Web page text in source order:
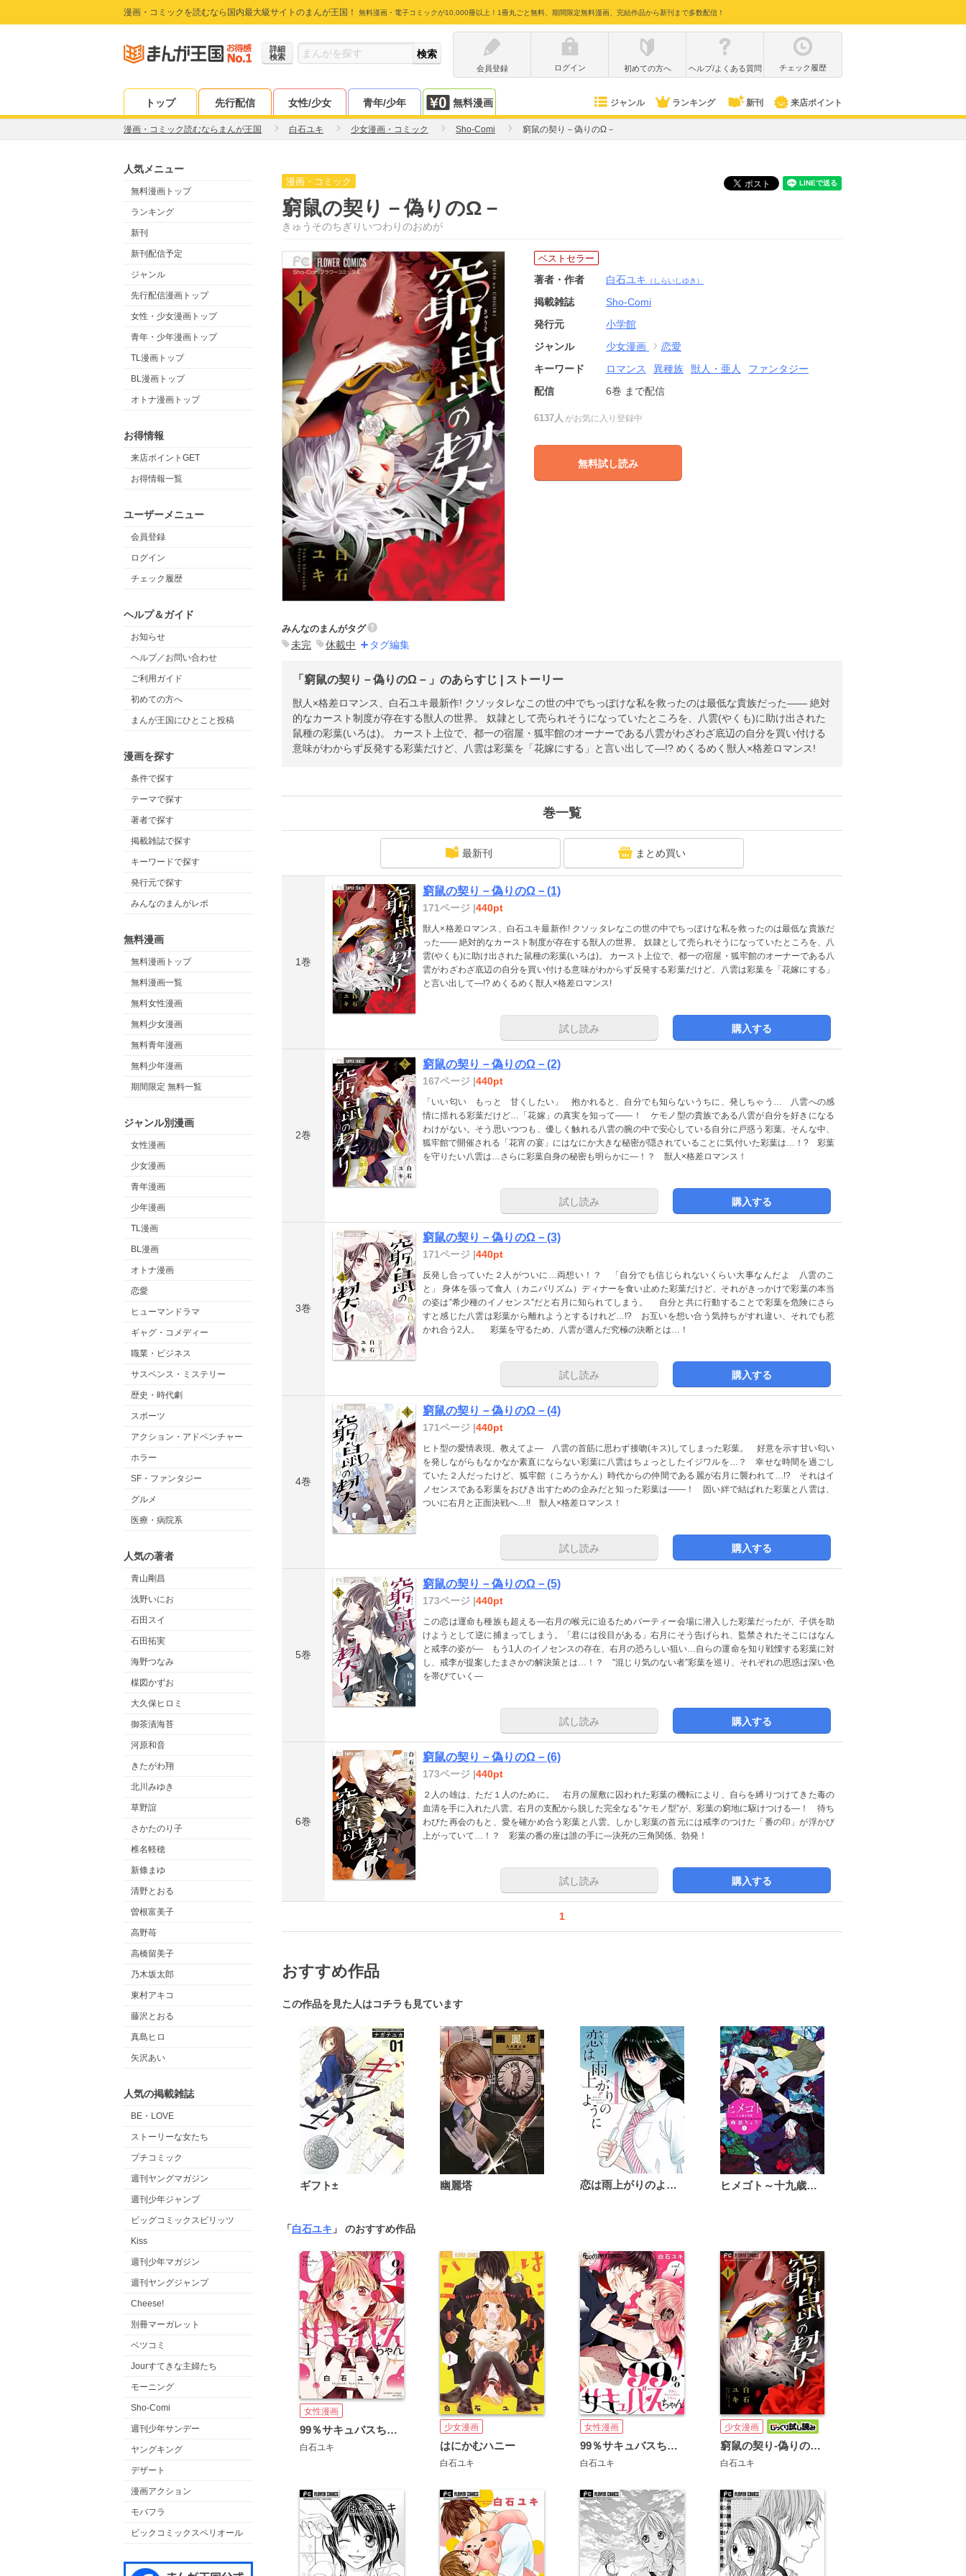
漫画・コミックを読むなら国内最大級サイトのまんが王国！ 無料漫画・電子コミックが10,000冊以上！1冊丸ごと無料、期間限定無料漫画、完結作品から新刊まで多数配信！
詳細
検索
会員登録
ログイン 初めての方へ ヘルプ/よくある質問 チェック履歴
トップ 先行配信 女性/少女 青年/少年 無料漫画 ジャンル ランキング 新刊 来店ポイント
漫画・コミック読むならまんが王国 白石ユキ 少女漫画・コミック Sho-Comi 窮鼠の契り－偽りのΩ－
人気メニュー
無料漫画トップ
ランキング
新刊
新刊配信予定
ジャンル
先行配信漫画トップ
女性・少女漫画トップ
青年・少年漫画トップ
TL漫画トップ
BL漫画トップ
オトナ漫画トップ
お得情報
来店ポイントGET
お得情報一覧
ユーザーメニュー
会員登録
ログイン
チェック履歴
ヘルプ＆ガイド
お知らせ
ヘルプ／お問い合わせ
ご利用ガイド
初めての方へ
まんが王国にひとこと投稿
漫画を探す
条件で探す
テーマで探す
著者で探す
掲載雑誌で探す
キーワードで探す
発行元で探す
みんなのまんがレポ
無料漫画
無料漫画トップ
無料漫画一覧
無料女性漫画
無料少女漫画
無料青年漫画
無料少年漫画
期間限定 無料一覧
ジャンル別漫画
女性漫画
少女漫画
青年漫画
少年漫画
TL漫画
BL漫画
オトナ漫画
恋愛
ヒューマンドラマ
ギャグ・コメディー
職業・ビジネス
サスペンス・ミステリー
歴史・時代劇
スポーツ
アクション・アドベンチャー
ホラー
SF・ファンタジー
グルメ
医療・病院系
人気の著者
青山剛昌
浅野いにお
石田スイ
石田拓実
海野つなみ
楳図かずお
大久保ヒロミ
御茶漬海苔
河原和音
きたがわ翔
北川みゆき
草野誼
さかたのり子
椎名軽穂
新條まゆ
清野とおる
曽根富美子
高野苺
高橋留美子
乃木坂太郎
東村アキコ
藤沢とおる
真島ヒロ
矢沢あい
人気の掲載雑誌
BE・LOVE
ストーリーな女たち
プチコミック
週刊ヤングマガジン
週刊少年ジャンプ
ビッグコミックスピリッツ
Kiss
週刊少年マガジン
週刊ヤングジャンプ
Cheese!
別冊マーガレット
ベツコミ
Jourすてきな主婦たち
モーニング
Sho-Comi
週刊少年サンデー
ヤングキング
デザート
漫画アクション
モバフラ
ビックコミックスペリオール
漫画・コミック
窮鼠の契り－偽りのΩ－
きゅうそのちぎりいつわりのおめが
ベストセラー
著者・作者 白石ユキ （しらいしゆき）
掲載雑誌
Sho-Comi
発行元
小学館
ジャンル
少女漫画
恋愛
キーワード
ロマンス 異種族 獣人・亜人
ファンタジー
配信
6巻 まで配信
6137人 がお気に入り登録中
無料試し読み
みんなのまんがタグ
未完 休載中 タグ編集
「窮鼠の契り－偽りのΩ－」のあらすじ | ストーリー
獣人×格差ロマンス、白石ユキ最新作! クソッタレなこの世の中でちっぽけな私を救ったのは最低な貴族だった―― 絶対
的なカースト制度が存在する獣人の世界。 奴隷として売られそうになっていたところを、八雲(やくも)に助け出された
鼠種の彩葉(いろは)。 カースト上位で、都一の宿屋・狐牢館のオーナーである八雲がわざわざ底辺の自分を買い付ける
意味がわからず反発する彩葉だけど、八雲は彩葉を「花嫁にする」と言い出して―!? めくるめく獣人×格差ロマンス!
巻一覧
最新刊 まとめ買い
1巻
窮鼠の契り－偽りのΩ－(1)
171ページ |440pt
獣人×格差ロマンス、白石ユキ最新作! クソッタレなこの世の中でちっぽけな私を救ったのは最低な貴族だ
った―― 絶対的なカースト制度が存在する獣人の世界。 奴隷として売られそうになっていたところを、八
雲(やくも)に助け出された鼠種の彩葉(いろは)。 カースト上位で、都一の宿屋・狐牢館のオーナーである八
雲がわざわざ底辺の自分を買い付ける意味がわからず反発する彩葉だけど、八雲は彩葉を「花嫁にする」
と言い出して―!? めくるめく獣人×格差ロマンス!
試し読み 購入する
2巻
窮鼠の契り－偽りのΩ－(2)
167ページ |440pt
「いい匂い もっと 甘くしたい」 抱かれると、自分でも知らないうちに、発しちゃう… 八雲への感
情に揺れる彩葉だけど…「花嫁」の真実を知って――！ ケモノ型の貴族である八雲が自分を好きになる
わけがない。そう思いつつも、優しく触れる八雲の腕の中で安心している自分に戸惑う彩葉。そんな中、
狐牢館で開催される「花宵の宴」にはなにか大きな秘密が隠されていることに気付いた彩葉は…！? 彩葉
を守りたい八雲は…さらに彩葉自身の秘密も明らかに―！？ 獣人×格差ロマンス！
試し読み 購入する
3巻
窮鼠の契り－偽りのΩ－(3)
171ページ |440pt
反発し合っていた２人がついに…両想い！？ 「自分でも信じられないくらい大事なんだよ 八雲のこ
と」 身体を張って食人（カニバリズム）ディナーを食い止めた彩葉だけど、それがきっかけで彩葉の本当
の姿は”希少種のイノセンス”だと右月に知られてしまう。 自分と共に行動することで彩葉を危険にさら
すと感じた八雲は彩葉から離れようとするけれど…!? お互いを想い合う気持ちがすれ違い、それでも惹
かれ合う2人。 彩葉を守るため、八雲が選んだ究極の決断とは…！
試し読み 購入する
4巻
窮鼠の契り－偽りのΩ－(4)
171ページ |440pt
ヒト型の愛情表現、教えてよ― 八雲の首筋に思わず接吻(キス)してしまった彩葉。 好意を示す甘い匂い
を発しながらもなかなか素直にならない彩葉に八雲はちょっとしたイジワルを…？ 幸せな時間を過ごし
ていた２人だったけど、狐牢館（ころうかん）時代からの仲間である麗が右月に襲われて…!? それはイ
ノセンスである彩葉をおびき出すための企みだと知った彩葉は――！ 固い絆で結ばれた彩葉と八雲は、
ついに右月と正面決戦へ…!! 獣人×格差ロマンス！
試し読み 購入する
5巻
窮鼠の契り－偽りのΩ－(5)
173ページ |440pt
この恋は運命も種族も超える―右月の喉元に迫るためパーティー会場に潜入した彩葉だったが、子供を助
けようとして逆に捕まってしまう。「君には役目がある」右月にそう告げられ、監禁されたそこにはなん
と戒李の姿が― もう1人のイノセンスの存在、右月の恐ろしい狙い…自らの運命を知り戦慄する彩葉に対
し、戒李が提案したまさかの解決策とは…！？ ”混じり気のない者”彩葉を巡り、それぞれの思惑は深い色
を帯びていく―
試し読み 購入する
6巻
窮鼠の契り－偽りのΩ－(6)
173ページ |440pt
２人の雄は、ただ１人のために。 右月の屋敷に囚われた彩葉の機転により、自らを縛りつけてきた毒の
血清を手に入れた八雲。右月の支配から脱した完全なる”ケモノ型”が、彩葉の窮地に駆けつける―！ 待ち
わびた再会のもと、愛を確かめ合う彩葉と八雲。しかし彩葉の首元には戒李のつけた「番の印」が浮かび
上がっていて…！？ 彩葉の番の座は誰の手に―決死の三角関係、勃発！
試し読み 購入する
1
おすすめ作品
この作品を見た人はコチラも見ています
ギフト± 幽麗塔 恋は雨上がりのように ヒメゴト～十九歳の制服～
「白石ユキ 」 のおすすめ作品
女性漫画
99％サキュバスちゃん
白石ユキ
少女漫画
はにかむハニー
白石ユキ
女性漫画
99％サキュバスちゃん【マイクロ】
白石ユキ
少女漫画
窮鼠の契り-偽りのΩ-【マイクロ】
白石ユキ